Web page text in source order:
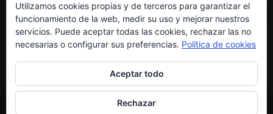
SIGUENOS EN
© ELCENTINELADELAFRONTERA.COM byMultiServicios Helena
Utilizamos cookies propias y de terceros para garantizar el
funcionamiento de la web, medir su uso y mejorar nuestros
servicios. Puede aceptar todas las cookies, rechazar las no
necesarias o configurar sus preferencias. Política de cookies
Aceptar todo
Rechazar